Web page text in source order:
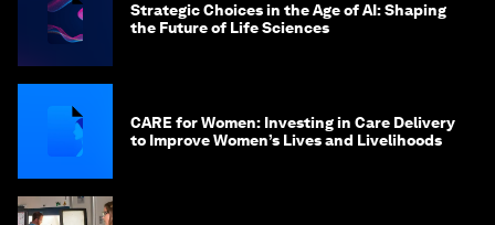
Strategic Choices in the Age of AI: Shaping
the Future of Life Sciences
CARE for Women: Investing in Care Delivery
to Improve Women’s Lives and Livelihoods